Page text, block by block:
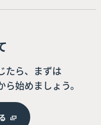
たら、まずは
始めましょう。